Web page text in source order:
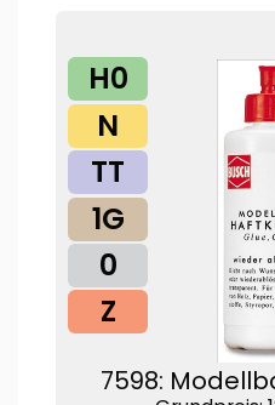
H0
N
TT
1G
0
Z
7598: